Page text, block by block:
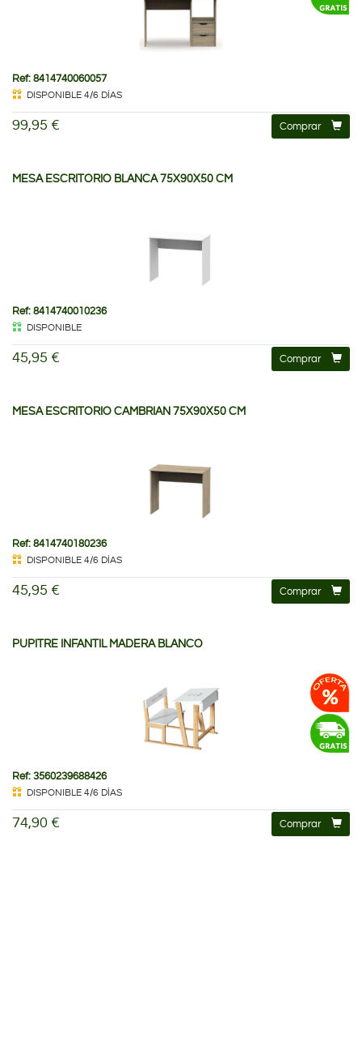
Ref: 8414740060057
DISPONIBLE 4/6 DÍAS
99,95 € Comprar
MESA ESCRITORIO BLANCA 75X90X50 CM
Ref: 8414740010236
DISPONIBLE
45,95 € Comprar
MESA ESCRITORIO CAMBRIAN 75X90X50 CM
Ref: 8414740180236
DISPONIBLE 4/6 DÍAS
45,95 € Comprar
PUPITRE INFANTIL MADERA BLANCO
Ref: 3560239688426
DISPONIBLE 4/6 DÍAS
74,90 € Comprar